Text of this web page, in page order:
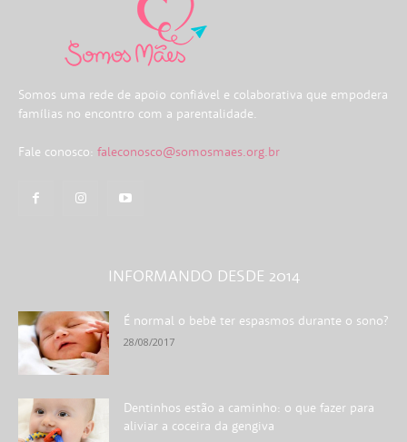
Somos uma rede de apoio confiável e colaborativa que empodera
famílias no encontro com a parentalidade.
Fale conosco: faleconosco@somosmaes.org.br
INFORMANDO DESDE 2014
É normal o bebê ter espasmos durante o sono?
28/08/2017
Dentinhos estão a caminho: o que fazer para
aliviar a coceira da gengiva